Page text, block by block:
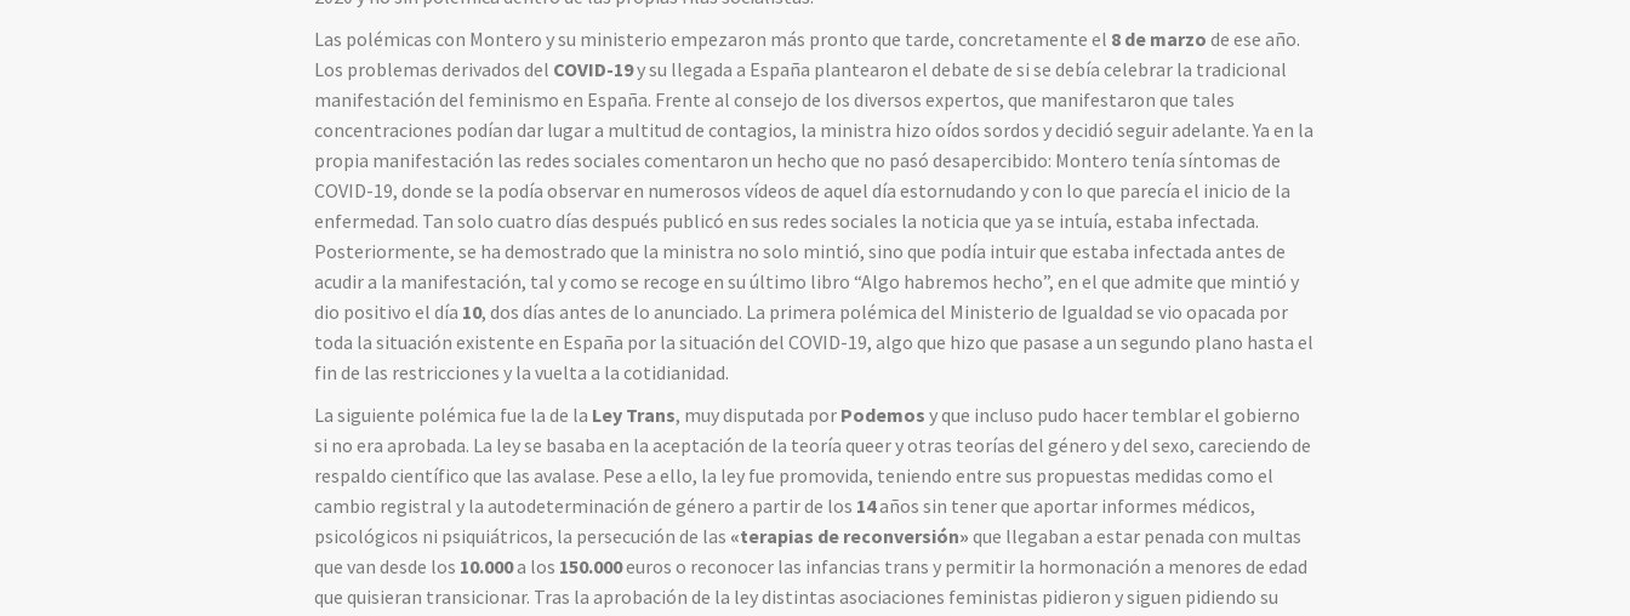
Las polémicas con Montero y su ministerio empezaron más pronto que tarde, concretamente el 8 de marzo de ese año.
Los problemas derivados del COVID-19y su llegada a España plantearon el debate de si se debía celebrar la tradicional
manifestación del feminismo en España. Frente al consejo de los diversos expertos, que manifestaron que tales
concentraciones podían dar lugar a multitud de contagios, la ministra hizo oídos sordos y decidió seguir adelante. Ya en la
propia manifestación las redes sociales comentaron un hecho que no pasó desapercibido: Montero tenía síntomas de
COVID-19, donde se la podía observar en numerosos vídeos de aquel día estornudando y con lo que parecía el inicio de la
enfermedad. Tan solo cuatro días después publicó en sus redes sociales la noticia que ya se intuía, estaba infectada.
Posteriormente, se ha demostrado que la ministra no solo mintió, sino que podía intuir que estaba infectada antes de
acudir a la manifestación, tal y como se recoge en su último libro “Algo habremos hecho”, en el que admite que mintió y
dio positivo el día 10, dos días antes de lo anunciado. La primera polémica del Ministerio de Igualdad se vio opacada por
toda la situación existente en España por la situación del COVID-19, algo que hizo que pasase a un segundo plano hasta el
fin de las restricciones y la vuelta a la cotidianidad.
La siguiente polémica fue la de la Ley Trans, muy disputada por Podemos y que incluso pudo hacer temblar el gobierno
si no era aprobada. La ley se basaba en la aceptación de la teoría queer y otras teorías del género y del sexo, careciendo de
respaldo científico que las avalase. Pese a ello, la ley fue promovida, teniendo entre sus propuestas medidas como el
cambio registral y la autodeterminación de género a partir de los 14años sin tener que aportar informes médicos,
psicológicos ni psiquiátricos, la persecución de las «terapias de reconversión» que llegaban a estar penada con multas
que van desde los 10.000a los 150.000euros o reconocer las infancias trans y permitir la hormonación a menores de edad
que quisieran transicionar. Tras la aprobación de la ley distintas asociaciones feministas pidieron y siguen pidiendo su